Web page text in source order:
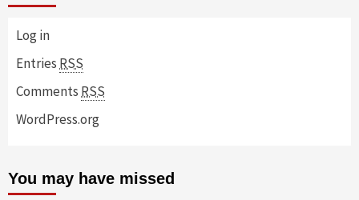
Log in
Entries RSS
Comments RSS
WordPress.org
You may have missed